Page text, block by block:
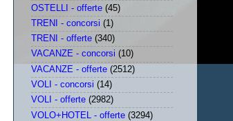
OSTELLI - offerte (45)
TRENI - concorsi (1)
TRENI - offerte (340)
VACANZE - concorsi (10)
VACANZE - offerte (2512)
VOLI - concorsi (14)
VOLI - offerte (2982)
VOLO+HOTEL - offerte (3294)